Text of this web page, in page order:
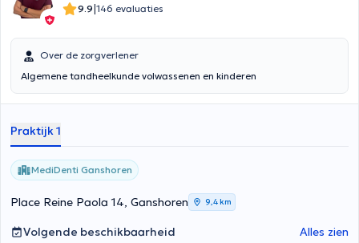
9.9|146 evaluaties
Over de zorgverlener
Algemene tandheelkunde volwassenen en kinderen
Praktijk 1
MediDenti Ganshoren
Place Reine Paola 14, Ganshoren 9,4 km
Volgende beschikbaarheid Alles zien